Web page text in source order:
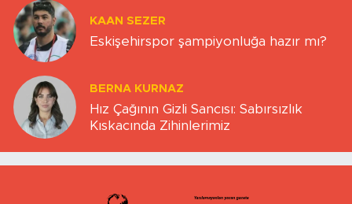
KAAN SEZER
Eskişehirspor şampiyonluğa hazır mı?
BERNA KURNAZ
Hız Çağının Gizli Sancısı: Sabırsızlık
Kıskacında Zihinlerimiz